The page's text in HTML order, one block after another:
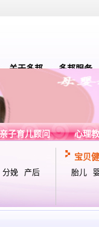
关于多邦 多邦服务
亲子育儿顾问 心理
分娩 产后
宝贝
胎儿